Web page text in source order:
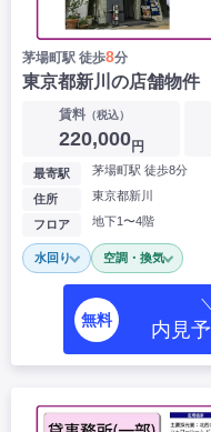
茅場町駅 徒歩8分
東京都新川の店舗物件
賃料（税込）
220,000円
最寄駅 茅場町駅 徒歩8分
住所 東京都新川
フロア 地下1〜4階
水回り 空調・換気
無料 内見